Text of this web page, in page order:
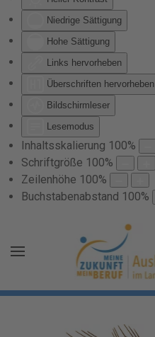
Niedrige Sättigung
Hohe Sättigung
Links hervorheben
Überschriften hervorheben
Bildschirmleser
Lesemodus
Inhaltsskalierung 100%
Schriftgröße 100%
Zeilenhöhe 100%
Buchstabenabstand 100%